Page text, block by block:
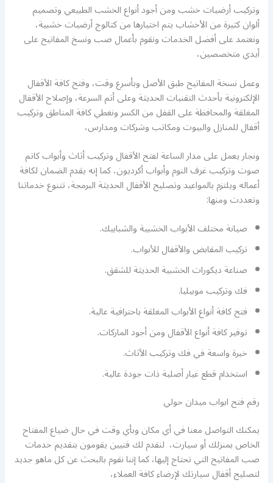
وتركيب أرضيات خشب ومن أجود أنواع الخشب الطبيعي وتصميم
ألوان كثيرة من الأخشاب يتم اختيارها من كتالوج أرضيات خشبية،
ونعتمد على أفضل الخدمات ونقوم بأعمال صب ونسخ المفاتيح على
أيدي متخصصين،
وعمل نسخة المفاتيح طبق الأصل وبأسرع وقت، وفتح كافة الأقفال
الإلكترونية بأحدث التقنيات الحديثة وعلى أتم السرعة، وإصلاح الأقفال
المغلقة والمحافظة على القفل من الكسر ونغطي كافة المناطق وتركيب
أقفال للمنازل والبيوت ومكاتب وشركات ومدارس،
ونجار يعمل على مدار الساعة لفتح الأقفال وتركيب أثاث وأبواب كاتم
صوت وتركيب غرف النوم وأبواب أكرديون، كما إنه يقدم الضمان لكافة
أعماله ويلتزم بالمواعيد وتصليح الأقفال الحديثة البرمجة، تتنوع خدماتنا
وتعددت ومنها:
صيانة مختلف الأبواب الخشبية والشبابيك.
تركيب المقابض والأقفال للأبواب.
صناعة ديكورات الخشبية الحديثة للشقق.
فك وتركيب موبيليا.
فتح كافة أنواع الأبواب المغلقة باحترافية عالية.
توفير كافة أنواع الأقفال ومن أجود الماركات.
خبرة واسعة في فك وتركيب الأثاث.
استخدام قطع غيار أصلية ذات جودة عالية.
رقم فتح ابواب ميدان حولي
يمكنك التواصل معنا في أي مكان وبأي وقت في حال ضياع المفتاح
الخاص بمنزلك أو سيارت، لنقدم لك فنيين يقومون بتقديم خدمات
صب المفاتيح التي تحتاج إليها، كما إننا نقوم بالبحث عن كل ماهو جديد
لتصليح أقفال سيارتك لإرضاء كافة العملاء،